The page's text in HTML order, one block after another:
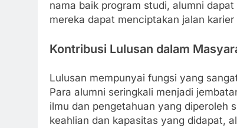
nama baik program studi, alumni
mereka dapat menciptakan jalan
Kontribusi Lulusan dalam
Lulusan mempunyai fungsi yang
Para alumni seringkali menjadi
ilmu dan pengetahuan yang diperoleh
keahlian dan kapasitas yang didapat,